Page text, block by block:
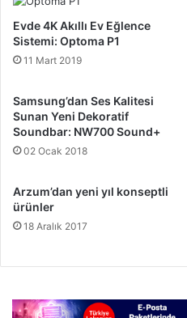
Evde 4K Akıllı Ev Eğlence
Sistemi: Optoma P1
11 Mart 2019
Samsung’dan Ses Kalitesi
Sunan Yeni Dekoratif
Soundbar: NW700 Sound+
02 Ocak 2018
Arzum’dan yeni yıl konseptli
ürünler
18 Aralık 2017